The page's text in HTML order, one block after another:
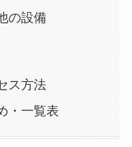
の設備
ス方法
・一覧表